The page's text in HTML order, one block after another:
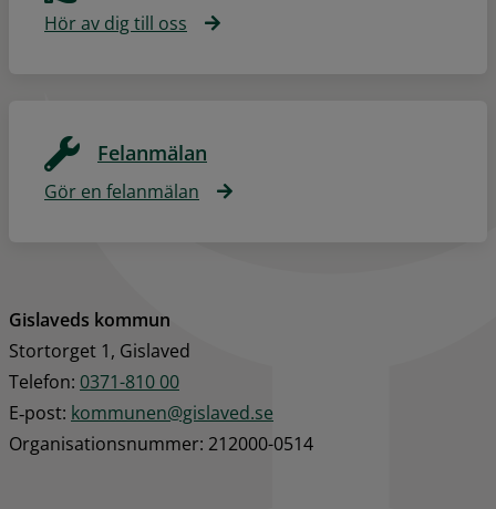
Hör av dig till oss
Felanmälan
Gör en felanmälan
Gislaveds kommun
Stortorget 1, Gislaved
Telefon: 0371-810 00
E‑post: kommunen@gislaved.se
Organisationsnummer: 212000-0514